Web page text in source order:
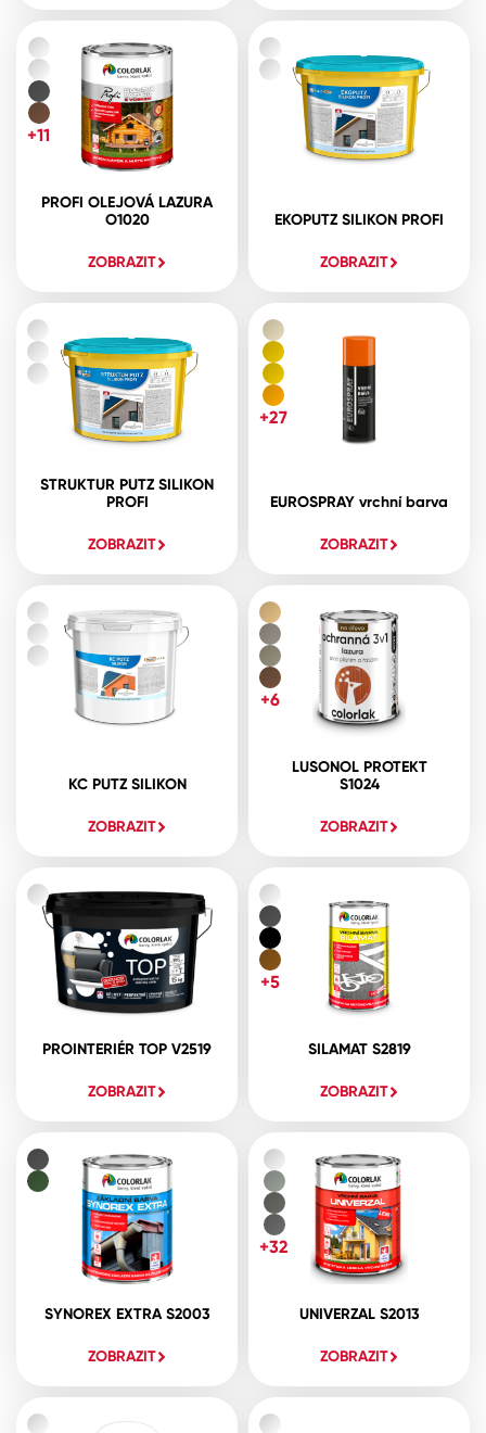
PROFI OLEJOVÁ LAZURA
O1020
ZOBRAZIT
+11
EKOPUTZ SILIKON PROFI
ZOBRAZIT
STRUKTUR PUTZ SILIKON
PROFI
ZOBRAZIT
EUROSPRAY vrchní barva
ZOBRAZIT
+27
KC PUTZ SILIKON
ZOBRAZIT
LUSONOL PROTEKT
S1024
ZOBRAZIT
+6
PROINTERIÉR TOP V2519
ZOBRAZIT
SILAMAT S2819
ZOBRAZIT
+5
SYNOREX EXTRA S2003
ZOBRAZIT
UNIVERZAL S2013
ZOBRAZIT
+32